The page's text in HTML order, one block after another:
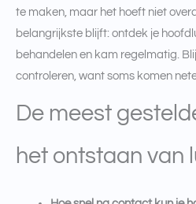
te maken, maar het hoeft niet
belangrijkste blijft: ontdek je
behandelen en kam regelmatig.
controleren, want soms komen
De meest
het ontstaan van